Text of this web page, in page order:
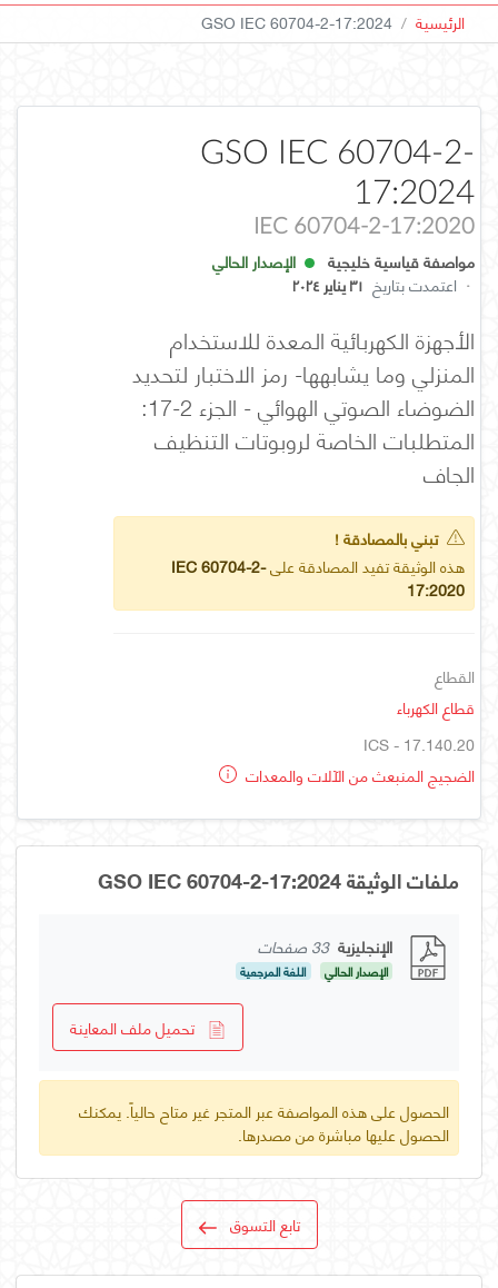
الرئيسية GSO IEC 60704-2-17:2024
GSO IEC 60704-2-
17:2024
IEC 60704-2-17:2020
مواصفة قياسية خليجية
الإصدار الحالي
· اعتمدت بتاريخ ٣١ يناير ٢٠٢٤
الأجهزة الكهربائية المعدة للاستخدام
المنزلي وما يشابهها- رمز الاختبار لتحديد
الضوضاء الصوتي الهوائي - الجزء 2-17:
المتطلبات الخاصة لروبوتات التنظيف
الجاف
تبني بالمصادقة !
هذه الوثيقة تفيد المصادقة علىIEC 60704-2-
17:2020
القطاع
قطاع الكهرباء
ICS - 17.140.20
الضجيج المنبعث من الآلات والمعدات
ملفات الوثيقة GSO IEC 60704-2-17:2024
الإنجليزية 33 صفحات
الإصدار الحالي اللغة المرجعية
تحميل ملف المعاينة
الحصول على هذه المواصفة عبر المتجر غير متاح حالياً. يمكنك
الحصول عليها مباشرة من مصدرها.
تابع التسوق